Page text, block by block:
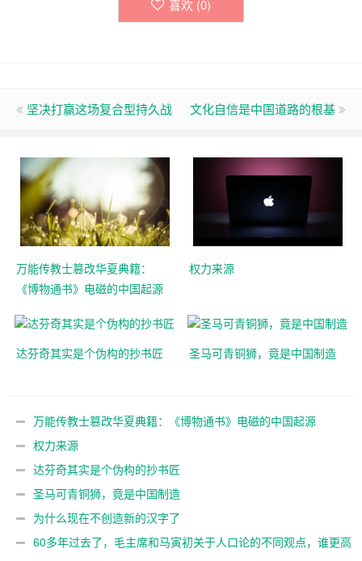
喜欢 (0)
坚决打赢这场复合型持久战 文化自信是中国道路的根基
万能传教士篡改华夏典籍：
《博物通书》电磁的中国起源
权力来源
达芬奇其实是个伪构的抄书匠 圣马可青铜狮，竟是中国制造
万能传教士篡改华夏典籍：《博物通书》电磁的中国起源
权力来源
达芬奇其实是个伪构的抄书匠
圣马可青铜狮，竟是中国制造
为什么现在不创造新的汉字了
60多年过去了，毛主席和马寅初关于人口论的不同观点，谁更高